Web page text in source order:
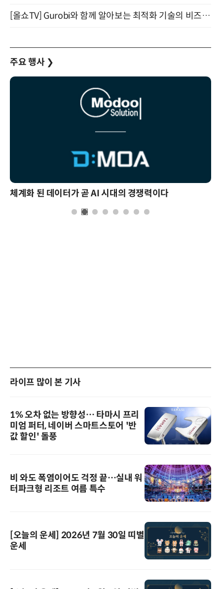
[올쇼TV] Gurobi와 함께 알아보는 최적화 기술의 비즈니스 활용 (8월 20일 생방송)
주요 행사 ❯
체계화 된 데이터가 곧 AI 시대의 경쟁력이다
라이프 많이 본 기사
1% 오차 없는 방향성… 타마시 프리
미엄 퍼터, 네이버 스마트스토어 '반
값 할인' 돌풍
비 와도 폭염이어도 걱정 끝…실내 워
터파크형 리조트 여름 특수
[오늘의 운세] 2026년 7월 30일 띠별
운세